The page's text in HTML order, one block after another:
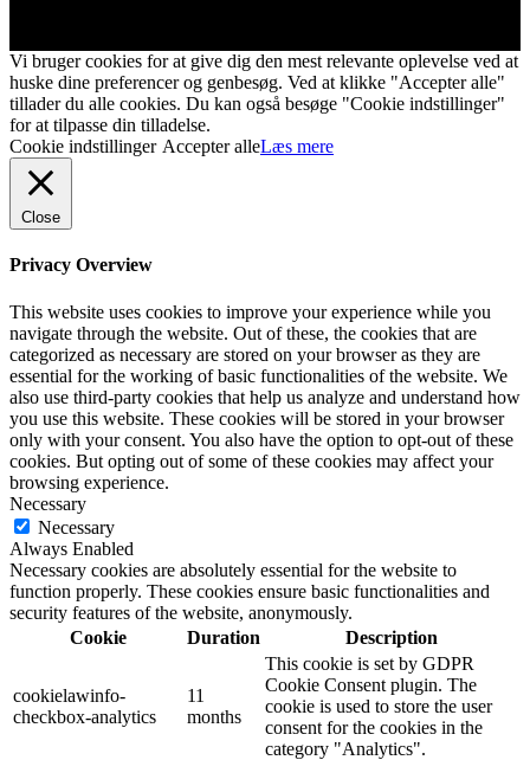
Vi bruger cookies for at give dig den mest relevante oplevelse ved at
huske dine preferencer og genbesøg. Ved at klikke "Accepter alle"
tillader du alle cookies. Du kan også besøge "Cookie indstillinger"
for at tilpasse din tilladelse.
Cookie indstillinger Accepter alleLæs mere
Close
Privacy Overview
This website uses cookies to improve your experience while you
navigate through the website. Out of these, the cookies that are
categorized as necessary are stored on your browser as they are
essential for the working of basic functionalities of the website. We
also use third-party cookies that help us analyze and understand how
you use this website. These cookies will be stored in your browser
only with your consent. You also have the option to opt-out of these
cookies. But opting out of some of these cookies may affect your
browsing experience.
Necessary
Necessary
Always Enabled
Necessary cookies are absolutely essential for the website to
function properly. These cookies ensure basic functionalities and
security features of the website, anonymously.
Cookie
Duration Description
cookielawinfo-
checkbox-analytics
11
months
This cookie is set by GDPR
Cookie Consent plugin. The
cookie is used to store the user
consent for the cookies in the
category "Analytics".